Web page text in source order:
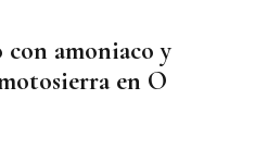
con amoniaco y
en O